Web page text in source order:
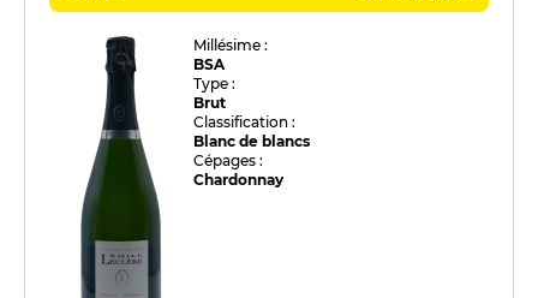
Millésime :
BSA
Type :
Brut
Classification :
Blanc de blancs
Cépages :
Chardonnay